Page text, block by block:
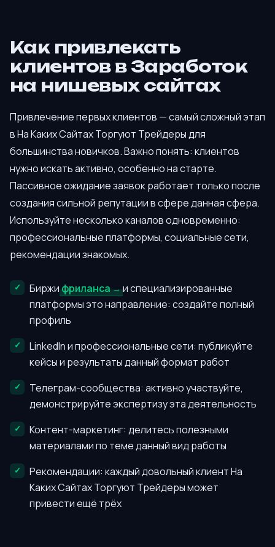
Как привлекать
клиентов в Заработок
на нишевых сайтах
Привлечение первых клиентов — самый сложный этап
в На Каких Сайтах Торгуют Трейдеры для
большинства новичков. Важно понять: клиентов
нужно искать активно, особенно на старте.
Пассивное ожидание заявок работает только после
создания сильной репутации в сфере данная сфера.
Используйте несколько каналов одновременно:
профессиональные платформы, социальные сети,
рекомендации знакомых.
Биржифриланса
и специализированные
платформы это направление: создайте полный
профиль
LinkedIn и профессиональные сети: публикуйте
кейсы и результаты данный формат работ
Телеграм-сообщества: активно участвуйте,
демонстрируйте экспертизу эта деятельность
Контент-маркетинг: делитесь полезными
материалами по теме данный вид работы
Рекомендации: каждый довольный клиент На
Каких Сайтах Торгуют Трейдеры может
привести ещё трёх